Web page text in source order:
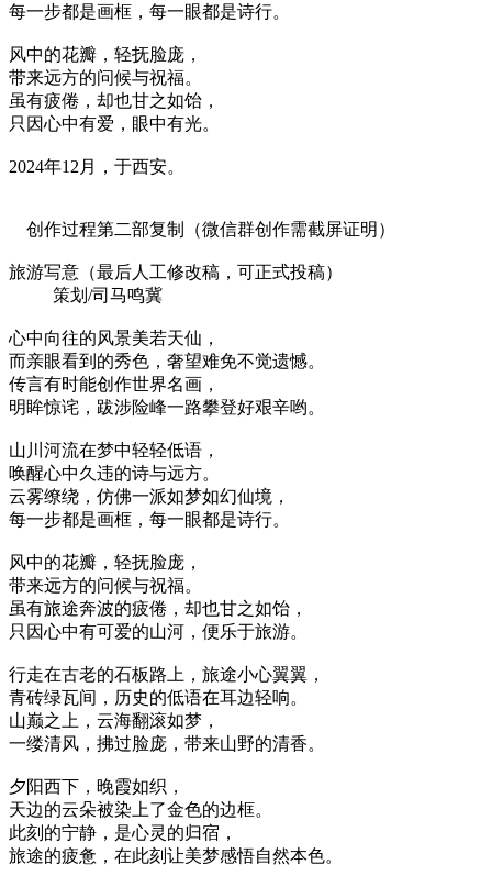
每一步都是画框，每一眼都是诗行。
风中的花瓣，轻抚脸庞，
带来远方的问候与祝福。
虽有疲倦，却也甘之如饴，
只因心中有爱，眼中有光。
2024年12月，于西安。
创作过程第二部复制（微信群创作需截屏证明）
旅游写意（最后人工修改稿，可正式投稿）
策划/司马鸣冀
心中向往的风景美若天仙，
而亲眼看到的秀色，奢望难免不觉遗憾。
传言有时能创作世界名画，
明眸惊诧，跋涉险峰一路攀登好艰辛哟。
山川河流在梦中轻轻低语，
唤醒心中久违的诗与远方。
云雾缭绕，仿佛一派如梦如幻仙境，
每一步都是画框，每一眼都是诗行。
风中的花瓣，轻抚脸庞，
带来远方的问候与祝福。
虽有旅途奔波的疲倦，却也甘之如饴，
只因心中有可爱的山河，便乐于旅游。
行走在古老的石板路上，旅途小心翼翼，
青砖绿瓦间，历史的低语在耳边轻响。
山巅之上，云海翻滚如梦，
一缕清风，拂过脸庞，带来山野的清香。
夕阳西下，晚霞如织，
天边的云朵被染上了金色的边框。
此刻的宁静，是心灵的归宿，
旅途的疲惫，在此刻让美梦感悟自然本色。